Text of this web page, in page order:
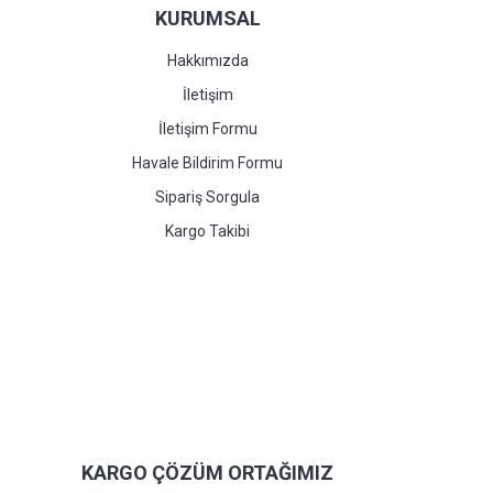
KURUMSAL
Hakkımızda
İletişim
İletişim Formu
Havale Bildirim Formu
Sipariş Sorgula
Kargo Takibi
KARGO ÇÖZÜM ORTAĞIMIZ